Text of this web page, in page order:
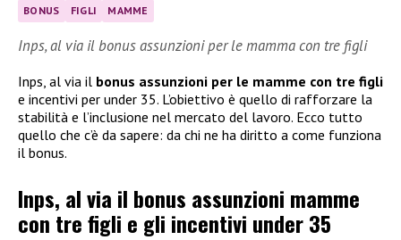
BONUS FIGLI MAMME
Inps, al via il bonus assunzioni per le mamma con tre figli
Inps, al via il bonus assunzioni per le mamme con tre figli
e incentivi per under 35. L’obiettivo è quello di rafforzare la
stabilità e l’inclusione nel mercato del lavoro. Ecco tutto
quello che c’è da sapere: da chi ne ha diritto a come funziona
il bonus.
Inps, al via il bonus assunzioni mamme
con tre figli e gli incentivi under 35